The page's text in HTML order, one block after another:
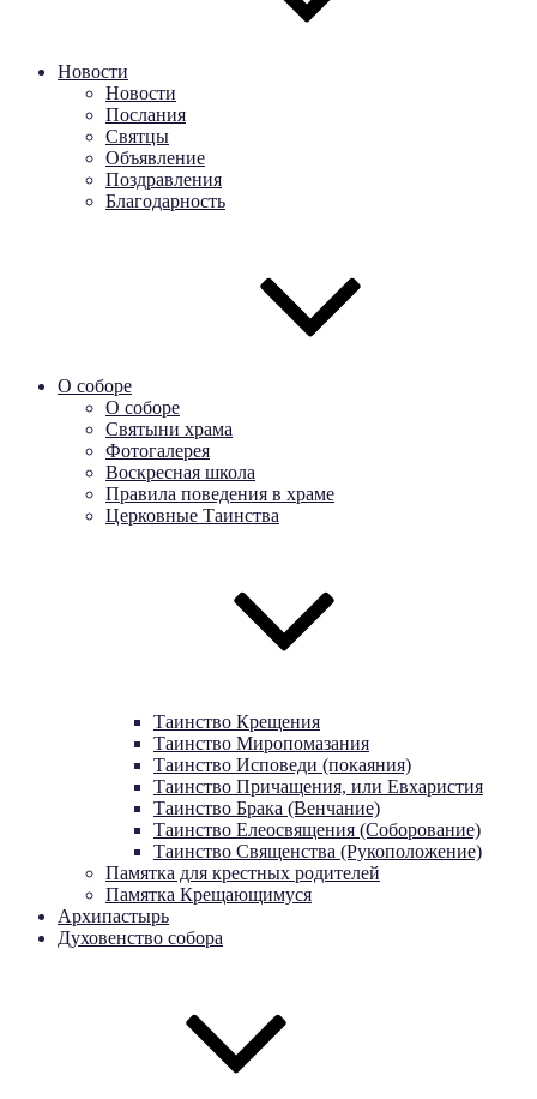
Новости
Новости
Послания
Святцы
Объявление
Поздравления
Благодарность
О соборе
О соборе
Святыни храма
Фотогалерея
Воскресная школа
Правила поведения в храме
Церковные Таинства
Таинство Крещения
Таинство Миропомазания
Таинство Исповеди (покаяния)
Таинство Причащения, или Евхаристия
Таинство Брака (Венчание)
Таинство Елеосвящения (Соборование)
Таинство Священства (Рукоположение)
Памятка для крестных родителей
Памятка Крещающимуся
Архипастырь
Духовенство собора